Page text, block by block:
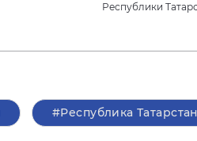
Республики
#Республика Татарстан